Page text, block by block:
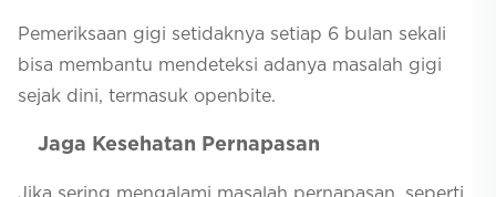
Pemeriksaan gigi setidaknya setiap 6 bulan sekali
bisa membantu mendeteksi adanya masalah gigi
sejak dini, termasuk openbite.
Jaga Kesehatan Pernapasan